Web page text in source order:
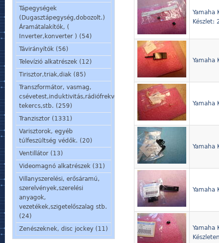
Tápegységek
(Dugasztápegység,dobozolt.)
Áramátalakítók, (
Inverter,konverter ) (54)
Távirányítók (56)
Televízió alkatrészek (12)
Tirisztor,triak,diak (85)
Transzformátor, vasmag,
csévetest,induktivitás,rádiófrekvenciás
tekercs,stb. (259)
Tranzisztor (1331)
Varisztorok, egyéb
túlfeszültség védők. (20)
Ventillátor (13)
Videomagnó alkatrészek (31)
Villanyszerelési, erősáramú,
szerelvények,szerelési
anyagok,
vezetékek,szigetelőszalag stb.
(24)
Zenészeknek, disc jockey (11)
Yamaha
Készlet:
Yamaha
Yamaha
Yamaha
Yamaha
Yamaha